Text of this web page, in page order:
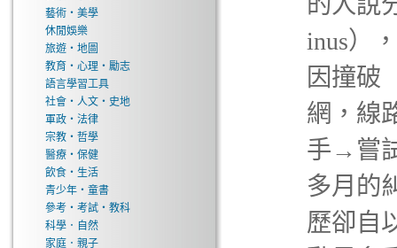
藝術‧美學
休閒娛樂
旅遊‧地圖
教育‧心理‧勵志
語言學習工具
社會‧人文‧史地
軍政‧法律
宗教‧哲學
醫療‧保健
飲食‧生活
青少年‧童書
參考‧考試‧教科
科學．自然
家庭．親子
inus）
因撞破
網，線
手→嘗
多月的
歷卻自